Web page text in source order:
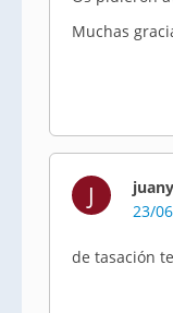
Muchas
J
23/
de tasación